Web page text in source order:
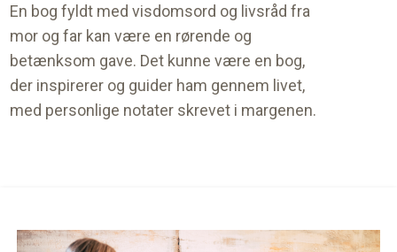
En bog fyldt med visdomsord og livsråd fra
mor og far kan være en rørende og
betænksom gave. Det kunne være en bog,
der inspirerer og guider ham gennem livet,
med personlige notater skrevet i margenen.